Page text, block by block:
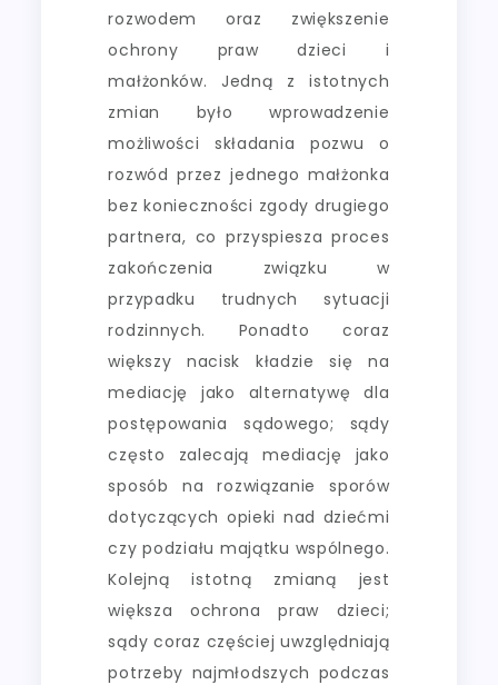
rozwodem oraz zwiększenie
ochrony praw dzieci i
małżonków. Jedną z istotnych
zmian było wprowadzenie
możliwości składania pozwu o
rozwód przez jednego małżonka
bez konieczności zgody drugiego
partnera, co przyspiesza proces
zakończenia związku w
przypadku trudnych sytuacji
rodzinnych. Ponadto coraz
większy nacisk kładzie się na
mediację jako alternatywę dla
postępowania sądowego; sądy
często zalecają mediację jako
sposób na rozwiązanie sporów
dotyczących opieki nad dziećmi
czy podziału majątku wspólnego.
Kolejną istotną zmianą jest
większa ochrona praw dzieci;
sądy coraz częściej uwzględniają
potrzeby najmłodszych podczas